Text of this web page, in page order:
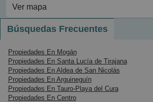
Ver mapa
Búsquedas Frecuentes
Propiedades En Mogán
Propiedades En Santa Lucía de Tirajana
Propiedades En Aldea de San Nicolás
Propiedades En Arguineguín
Propiedades En Tauro-Playa del Cura
Propiedades En Centro